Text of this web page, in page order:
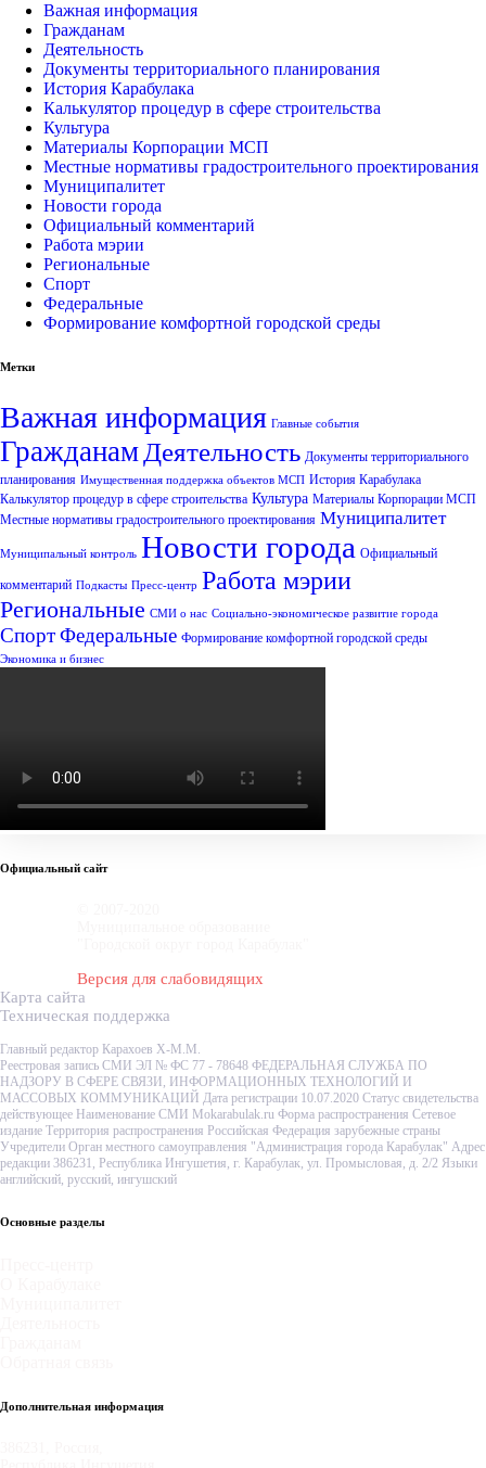
Важная информация
Гражданам
Деятельность
Документы территориального планирования
История Карабулака
Калькулятор процедур в сфере строительства
Культура
Материалы Корпорации МСП
Местные нормативы градостроительного проектирования
Муниципалитет
Новости города
Официальный комментарий
Работа мэрии
Региональные
Спорт
Федеральные
Формирование комфортной городской среды
Метки
Важная информация Главные события
Гражданам Деятельность Документы территориального
планирования Имущественная поддержка объектов МСП История Карабулака
Калькулятор процедур в сфере строительства Культура Материалы Корпорации МСП
Местные нормативы градостроительного проектирования Муниципалитет
Муниципальный контроль Новости города Официальный
комментарий Подкасты Пресс-центр Работа мэрии
Региональные СМИ о нас Социально-экономическое развитие города
СпортФедеральные Формирование комфортной городской среды
Экономика и бизнес
Официальный сайт
Версия для слабовидящих
Карта сайта
Техническая поддержка
Главный редактор Карахоев Х-М.М.
Реестровая запись СМИ ЭЛ № ФС 77 - 78648 ФЕДЕРАЛЬНАЯ СЛУЖБА ПО
НАДЗОРУ В СФЕРЕ СВЯЗИ, ИНФОРМАЦИОННЫХ ТЕХНОЛОГИЙ И
МАССОВЫХ КОММУНИКАЦИЙ Дата регистрации 10.07.2020 Статус свидетельства
действующее Наименование СМИ Mokarabulak.ru Форма распространения Сетевое
издание Территория распространения Российская Федерация зарубежные страны
Учредители Орган местного самоуправления "Администрация города Карабулак" Адрес
редакции 386231, Республика Ингушетия, г. Карабулак, ул. Промысловая, д. 2/2 Языки
английский, русский, ингушский
Основные разделы
Дополнительная информация